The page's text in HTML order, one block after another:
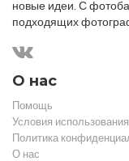
новые идеи. С
подходящих
О нас
Помощь
Условия использования
Политика
О нас